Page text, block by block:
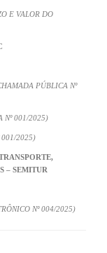
E VALOR DO
PÚBLICA Nº
Nº 001/2025)
001/2025)
– SEMITUR
Nº 004/2025)